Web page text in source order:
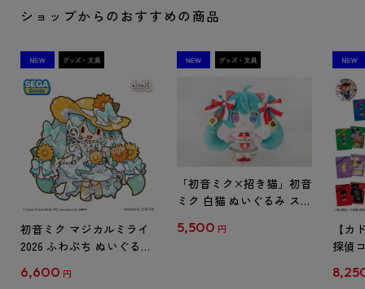
ショップからのおすすめの商品
初音ミク マジカルミライ
2026 ふわぷち ぬいぐるみ
6,600 円
「初音ミク×招き猫」初音
ミク 白猫 ぬいぐるみ スタ
5,500 円
【カ
探偵
クリ